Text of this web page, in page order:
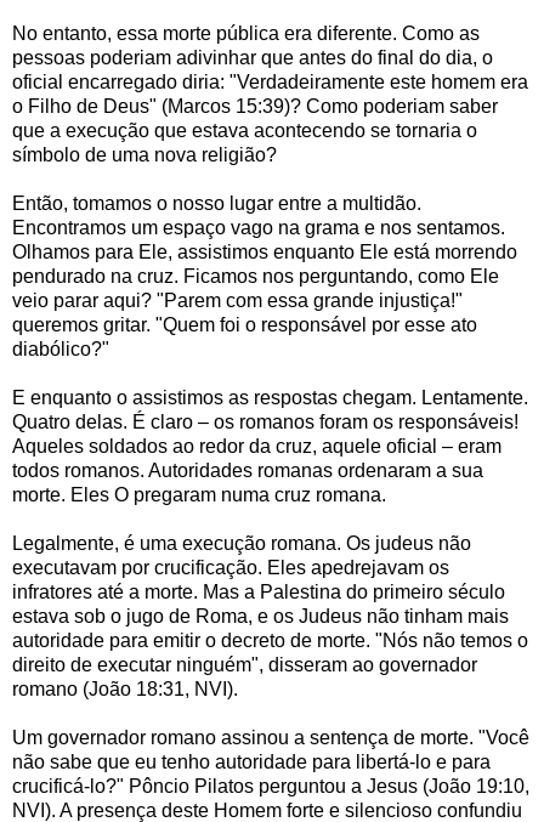
No entanto, essa morte pública era diferente. Como as
pessoas poderiam adivinhar que antes do final do dia, o
oficial encarregado diria: "Verdadeiramente este homem era
o Filho de Deus" (Marcos 15:39)? Como poderiam saber
que a execução que estava acontecendo se tornaria o
símbolo de uma nova religião?
Então, tomamos o nosso lugar entre a multidão.
Encontramos um espaço vago na grama e nos sentamos.
Olhamos para Ele, assistimos enquanto Ele está morrendo
pendurado na cruz. Ficamos nos perguntando, como Ele
veio parar aqui? "Parem com essa grande injustiça!"
queremos gritar. "Quem foi o responsável por esse ato
diabólico?"
E enquanto o assistimos as respostas chegam. Lentamente.
Quatro delas. É claro – os romanos foram os responsáveis!
Aqueles soldados ao redor da cruz, aquele oficial – eram
todos romanos. Autoridades romanas ordenaram a sua
morte. Eles O pregaram numa cruz romana.
Legalmente, é uma execução romana. Os judeus não
executavam por crucificação. Eles apedrejavam os
infratores até a morte. Mas a Palestina do primeiro século
estava sob o jugo de Roma, e os Judeus não tinham mais
autoridade para emitir o decreto de morte. "Nós não temos o
direito de executar ninguém", disseram ao governador
romano (João 18:31, NVI).
Um governador romano assinou a sentença de morte. "Você
não sabe que eu tenho autoridade para libertá-lo e para
crucificá-lo?" Pôncio Pilatos perguntou a Jesus (João 19:10,
NVI). A presença deste Homem forte e silencioso confundiu